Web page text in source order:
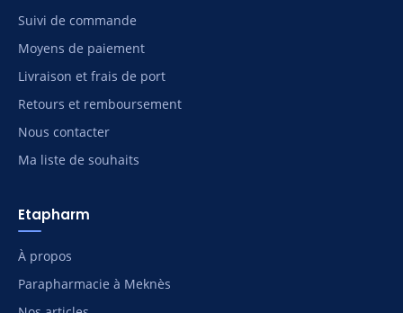
Suivi de commande
Moyens de paiement
Livraison et frais de port
Retours et remboursement
Nous contacter
Ma liste de souhaits
Etapharm
À propos
Parapharmacie à Meknès